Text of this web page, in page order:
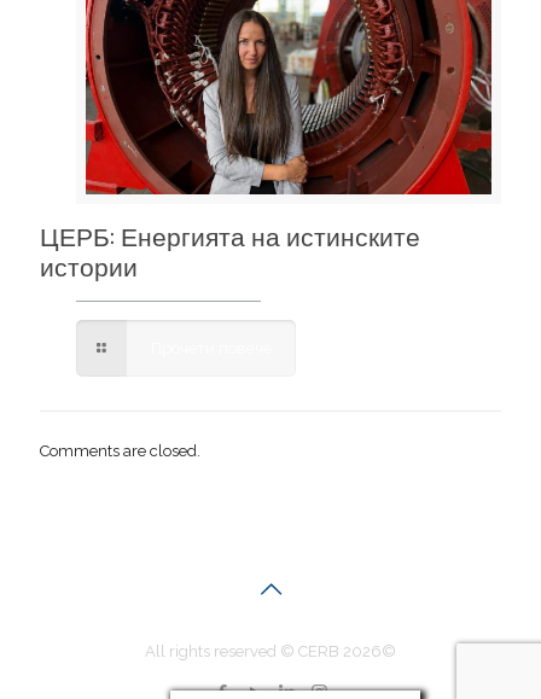
ЦЕРБ: Енергията на истинските
истории
Comments are closed.
All rights reserved © CERB 2026©